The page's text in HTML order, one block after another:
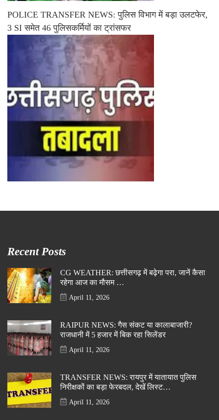
POLICE TRANSFER NEWS: पुलिस विभाग में बड़ा उलटफेर,
3 SI समेत 46 पुलिसकर्मियों का ट्रांसफर
Recent Posts
CG WEATHER: छत्तीसगढ़ में बढ़ेगा परा, जानें कैसा
रहेगा आज का मौसम …
April 11, 2026
RAIPUR NEWS: गैस संकट या कालाबाजारी?
राजधानी में 5 हजार में बिक रहा सिलेंडर
April 11, 2026
TRANSFER NEWS: रायपुर में यातायात पुलिस
निरीक्षकों का बड़ा फेरबदल, देखें लिस्ट…
April 11, 2026